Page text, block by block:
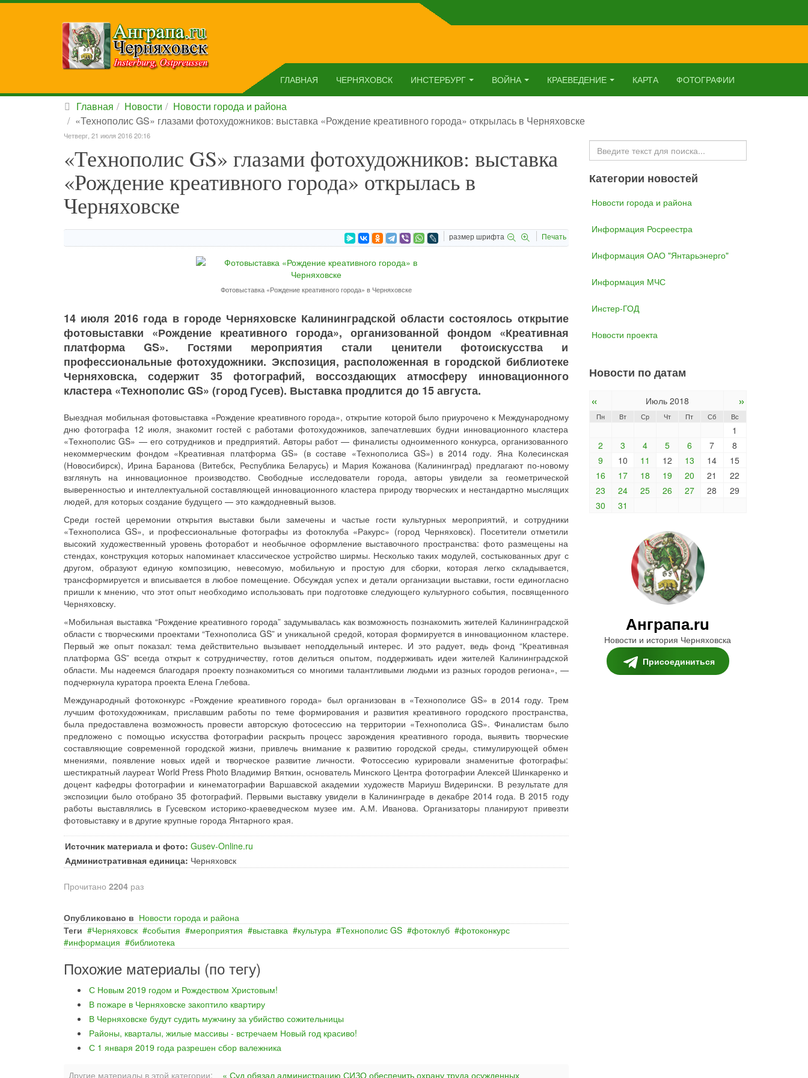
ГЛАВНАЯ ЧЕРНЯХОВСК ИНСТЕРБУРГ ВОЙНА КРАЕВЕДЕНИЕ КАРТА ФОТОГРАФИИ
Главная Новости
Новости города и района
«Технополис GS» глазами фотохудожников: выставка «Рождение креативного города» открылась в Черняховске
Четверг, 21 июля 2016 20:16
«Технополис GS» глазами фотохудожников: выставка
«Рождение креативного города» открылась в
Черняховске
размер шрифта Печать
Фотовыставка «Рождение креативного города» в Черняховске
14 июля 2016 года в городе Черняховске Калининградской области состоялось открытие
фотовыставки «Рождение креативного города», организованной фондом «Креативная
платформа GS». Гостями мероприятия стали ценители фотоискусства и
профессиональные фотохудожники. Экспозиция, расположенная в городской библиотеке
Черняховска, содержит 35 фотографий, воссоздающих атмосферу инновационного
кластера «Технополис GS» (город Гусев). Выставка продлится до 15 августа.
Выездная мобильная фотовыставка «Рождение креативного города», открытие которой было приурочено к Международному
дню фотографа 12 июля, знакомит гостей с работами фотохудожников, запечатлевших будни инновационного кластера
«Технополис GS» — его сотрудников и предприятий. Авторы работ — финалисты одноименного конкурса, организованного
некоммерческим фондом «Креативная платформа GS» (в составе «Технополиса GS») в 2014 году. Яна Колесинская
(Новосибирск), Ирина Баранова (Витебск, Республика Беларусь) и Мария Кожанова (Калининград) предлагают по-новому
взглянуть на инновационное производство. Свободные исследователи города, авторы увидели за геометрической
выверенностью и интеллектуальной составляющей инновационного кластера природу творческих и нестандартно мыслящих
людей, для которых создание будущего — это каждодневный вызов.
Среди гостей церемонии открытия выставки были замечены и частые гости культурных мероприятий, и сотрудники
«Технополиса GS», и профессиональные фотографы из фотоклуба «Ракурс» (город Черняховск). Посетители отметили
высокий художественный уровень фоторабот и необычное оформление выставочного пространства: фото размещены на
стендах, конструкция которых напоминает классическое устройство ширмы. Несколько таких модулей, состыкованных друг с
другом, образуют единую композицию, невесомую, мобильную и простую для сборки, которая легко складывается,
трансформируется и вписывается в любое помещение. Обсуждая успех и детали организации выставки, гости единогласно
пришли к мнению, что этот опыт необходимо использовать при подготовке следующего культурного события, посвященного
Черняховску.
«Мобильная выставка “Рождение креативного города” задумывалась как возможность познакомить жителей Калининградской
области с творческими проектами “Технополиса GS” и уникальной средой, которая формируется в инновационном кластере.
Первый же опыт показал: тема действительно вызывает неподдельный интерес. И это радует, ведь фонд “Креативная
платформа GS” всегда открыт к сотрудничеству, готов делиться опытом, поддерживать идеи жителей Калининградской
области. Мы надеемся благодаря проекту познакомиться со многими талантливыми людьми из разных городов региона», —
подчеркнула куратора проекта Елена Глебова.
Международный фотоконкурс «Рождение креативного города» был организован в «Технополисе GS» в 2014 году. Трем
лучшим фотохудожникам, приславшим работы по теме формирования и развития креативного городского пространства,
была предоставлена возможность провести авторскую фотосессию на территории «Технополиса GS». Финалистам было
предложено с помощью искусства фотографии раскрыть процесс зарождения креативного города, выявить творческие
составляющие современной городской жизни, привлечь внимание к развитию городской среды, стимулирующей обмен
мнениями, появление новых идей и творческое развитие личности. Фотоссесию курировали знаменитые фотографы:
шестикратный лауреат World Press Photo Владимир Вяткин, основатель Минского Центра фотографии Алексей Шинкаренко и
доцент кафедры фотографии и кинематографии Варшавской академии художеств Мариуш Видерински. В результате для
экспозиции было отобрано 35 фотографий. Первыми выставку увидели в Калининграде в декабре 2014 года. В 2015 году
работы выставлялись в Гусевском историко-краеведческом музее им. А.М. Иванова. Организаторы планируют привезти
фотовыставку и в другие крупные города Янтарного края.
Источник материала и фото: Gusev-Online.ru
Административная единица: Черняховск
Прочитано 2204 раз
Опубликовано в Новости города и района
Теги
Черняховск события мероприятия выставка культура Технополис GS фотоклуб
фотоконкурс
информация
библиотека
Похожие материалы (по тегу)
С Новым 2019 годом и Рождеством Христовым!
В пожаре в Черняховске закоптило квартиру
В Черняховске будут судить мужчину за убийство сожительницы
Районы, кварталы, жилые массивы - встречаем Новый год красиво!
С 1 января 2019 года разрешен сбор валежника
Другие материалы в этой категории: « Суд обязал администрацию СИЗО обеспечить охрану труда осужденных
Искать...
Категории новостей
Новости города и района
Информация Росреестра
Информация ОАО "Янтарьэнерго"
Информация МЧС
Инстер-ГОД
Новости проекта
Новости по датам
« Июль 2018 »
Пн Вт Ср Чт Пт Сб Вс
1
2
3 4 5 6 7
8
9
10 11 12 13 14
15
16
17 18 19 20 21
22
23
24 25 26 27 28
29
30
31
Анграпа.ru
Новости и история Черняховска
Присоединиться